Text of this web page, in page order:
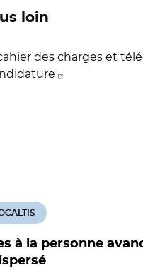
loin
des charges et
à la personne